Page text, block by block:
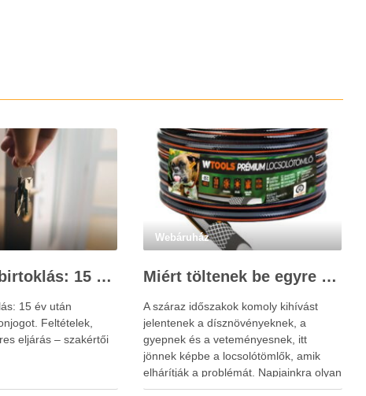
Ingatlan elbirtoklás: 15 év után szerezhet tulajdonjogot – szakértői útmutató
15 év után
Feltételek,
eljárás – szakértői
Webáruház
Miért töltenek be egyre fontosabb szerepet a locsolótömlők?
A száraz időszakok komoly kihívást
jelentenek a dísznövényeknek, a
gyepnek és a veteményesnek, itt
jönnek képbe a locsolótömlők, amik
elhárítják a problémát. Napjainkra olyan
alapvető eszközökké váltak, amik